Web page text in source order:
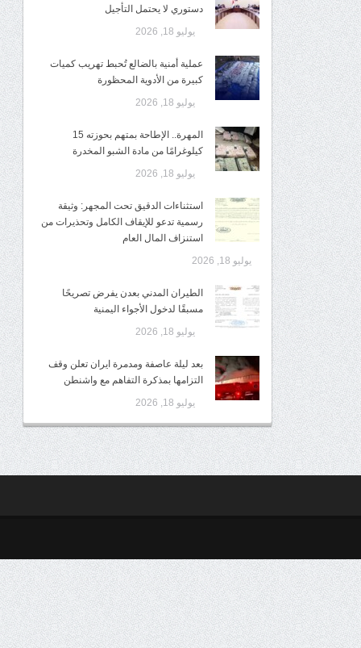
دستوري لا يحتمل التأجيل
يوليو 18, 2026
عملية أمنية بالضالع تُحبط تهريب كميات
كبيرة من الأدوية المحظورة
يوليو 18, 2026
المهرة.. الإطاحة بمتهم بحوزته 15
كيلوغرامًا من مادة الشبو المخدرة
يوليو 18, 2026
استثناءات الدقيق تحت المجهر: وثيقة
رسمية تدعو للإيقاف الكامل وتحذيرات من
استنزاف المال العام
يوليو 18, 2026
الطيران المدني بعدن يفرض تصريحًا
مسبقًا لدخول الأجواء اليمنية
يوليو 18, 2026
بعد ليلة عاصفة ومدمرة ايران تعلن وقف
التزامها بمذكرة التفاهم مع واشنطن
يوليو 18, 2026